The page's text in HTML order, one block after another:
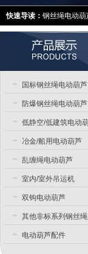
快速导读： 钢丝绳电动葫
国标钢丝绳电动葫芦
防爆钢丝绳电动葫芦
低静空/低建筑电动
冶金/船用电动葫芦
乱缠绳电动葫芦
室内/室外吊运机
双钩电动葫芦
其他非标系列钢丝
电动葫芦配件